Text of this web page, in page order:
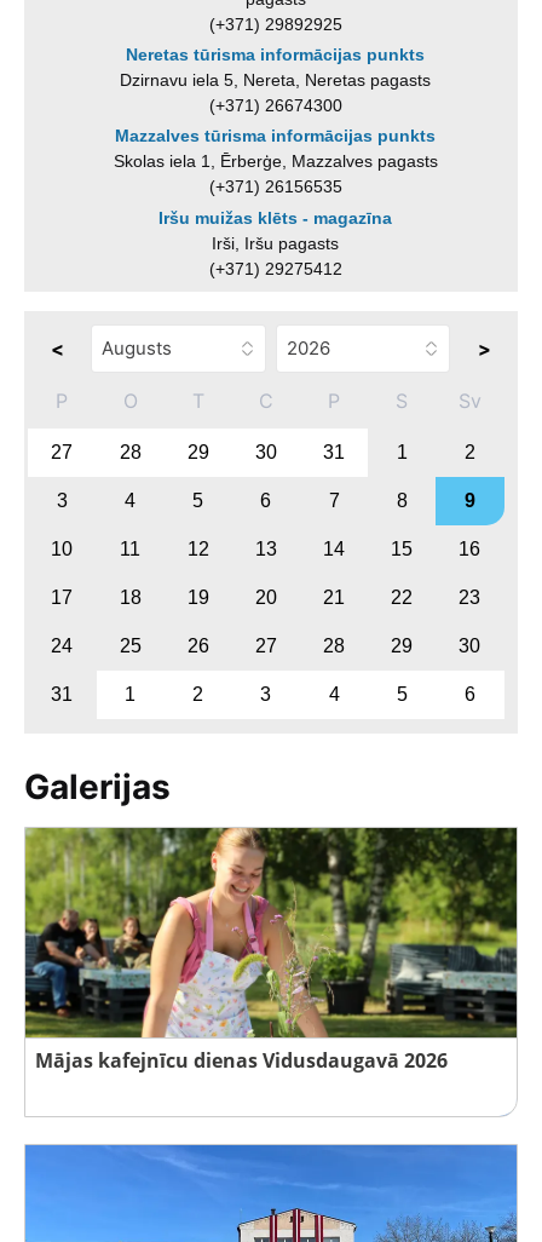
(+371) 29892925
Neretas tūrisma informācijas punkts
Dzirnavu iela 5, Nereta, Neretas pagasts
(+371) 26674300
Mazzalves tūrisma informācijas punkts
Skolas iela 1, Ērberģe, Mazzalves pagasts
(+371) 26156535
Iršu muižas klēts - magazīna
Irši, Iršu pagasts
(+371) 29275412
< >
P O T C P S Sv
27 28 29 30 31 1 2
3 4 5 6 7 8 9
10 11 12 13 14 15 16
17 18 19 20 21 22 23
24 25 26 27 28 29 30
31 1 2 3 4 5 6
Galerijas
Mājas kafejnīcu dienas Vidusdaugavā 2026